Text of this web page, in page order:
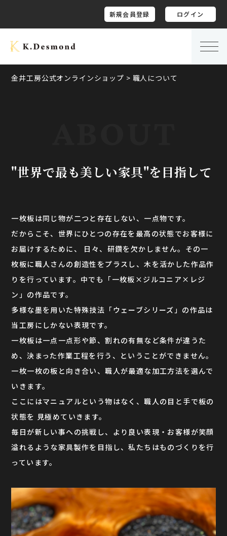
新規会員登録 ログイン
金井工房公式オンラインショップ > 職人について
"世界で最も美しい家具"を目指して
一枚板は同じ物が二つと存在しない、一点物です。
だからこそ、世界にひとつの存在を最高の状態でお客様に
お届けするために、 日々、研鑽を欠かしません。その一
枚板に職人さんの創造性をプラスし、木を活かした作品作
りを行っています。中でも「一枚板×ジルコニア×レジ
ン」の作品です。
多様な墨を用いた特殊技法「ウェーブシリーズ」の作品は
当工房にしかない表現です。
一枚板は一点一点形や節、割れの有無など条件が違うた
め、決まった作業工程を行う、ということができません。
一枚一枚の板と向き合い、職人が最適な加工方法を選んで
いきます。
ここにはマニュアルという物はなく、職人の目と手で板の
状態を 見極めていきます。
毎日が新しい事への挑戦し、より良い表現・お客様が笑顔
溢れるような家具製作を目指し、私たちはものづくりを行
っています。